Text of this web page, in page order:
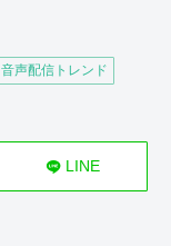
音声配信トレンド
LINE